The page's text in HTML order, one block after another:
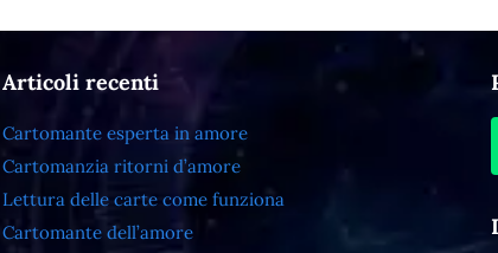
Articoli recenti
Cartomante esperta in amore
Cartomanzia ritorni d’amore
Lettura delle carte come funziona
Cartomante dell’amore